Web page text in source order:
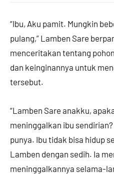
“Ibu, Aku pamit. Mungkin
pulang,” Lamben Sare
menceritakan tentang
dan keinginannya untuk
tersebut.
“Lamben Sare anakku,
meninggalkan ibu
punya. Ibu tidak bisa hidup
Lamben dengan sedih. Ia
meninggalkannya selama-